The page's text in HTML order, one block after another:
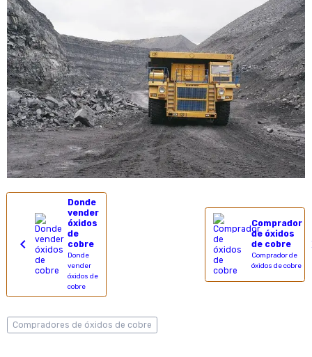
Donde
vender
óxidos
de
cobre
Donde
vender
óxidos de
cobre
Comprador
de óxidos
de cobre
Comprador de
óxidos de cobre
Compradores de óxidos de cobre